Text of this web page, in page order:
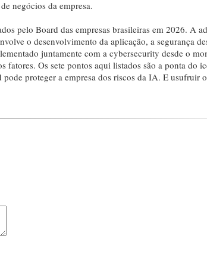
negócios da empresa.
pelo Board das empresas brasileiras em 2026. A
o desenvolvimento da aplicação, a segurança
juntamente com a cybersecurity desde o
fatores. Os sete pontos aqui listados são a ponta do
proteger a empresa dos riscos da IA. E usufruir